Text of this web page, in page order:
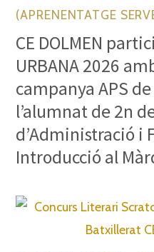
(APRENENTATGE
CE DOLMEN
URBANA 2026
campanya APS
l’alumnat de 2n
d’Administració i
Introducció al